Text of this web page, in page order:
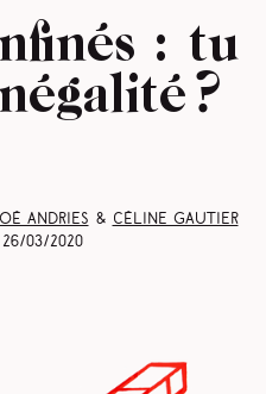
: tu
?
Andries &
Céline Gautier
26/03/2020